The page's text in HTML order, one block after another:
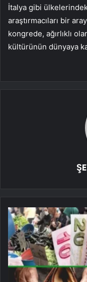
İtalya gibi
araştırmacıları bir
kongrede, ağırlıklı
kültürünün dünyaya